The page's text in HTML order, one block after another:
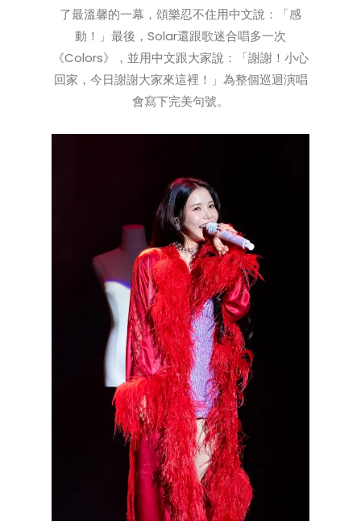
了最溫馨的一幕，頌樂忍不住用中文說：「感
動！」最後，Solar還跟歌迷合唱多一次
《Colors》，並用中文跟大家說：「謝謝！小心
回家，今日謝謝大家來這裡！」為整個巡迴演唱
會寫下完美句號。